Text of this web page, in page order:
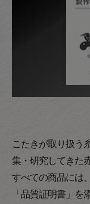
こたきが取り扱う
集・研究してきた
すべての商品には
「品質証明書」を